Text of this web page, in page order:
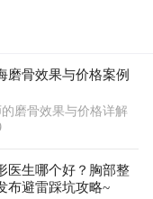
磨骨效果与价格案例
磨骨效果与价格详解
医生哪个好？胸部整
布避雷踩坑攻略~